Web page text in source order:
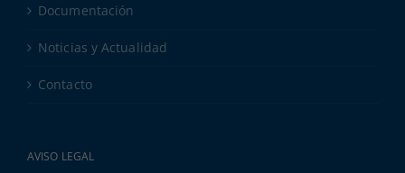
Documentación
Noticias y Actualidad
Contacto
AVISO LEGAL